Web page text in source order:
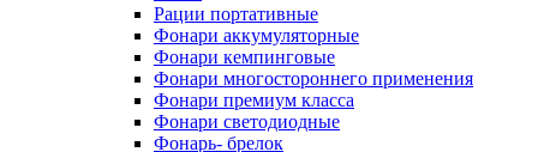
Рации портативные
Фонари аккумуляторные
Фонари кемпинговые
Фонари многостороннего применения
Фонари премиум класса
Фонари светодиодные
Фонарь- брелок